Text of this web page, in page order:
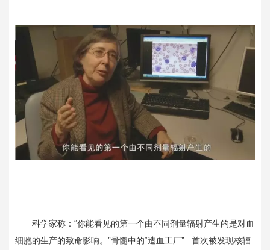
科学家称：“你能看见的第一个由不同剂量辐射产生的是对血
细胞的生产的致命影响。”骨髓中的“造血工厂” 首次被发现核辐